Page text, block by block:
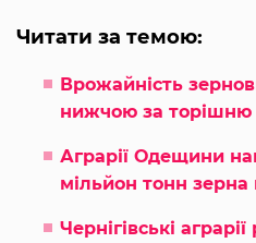
Читати за темою:
Врожайність
нижчою за
Аграрії Одещини
мільйон тонн
Чернігівські